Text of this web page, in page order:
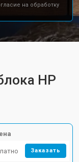
на обработку
HP
Заказать